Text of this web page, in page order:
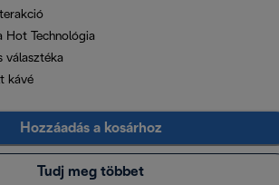
Hot Technológia
választéka
kávé
Hozzáadás a kosárhoz
Tudj meg többet